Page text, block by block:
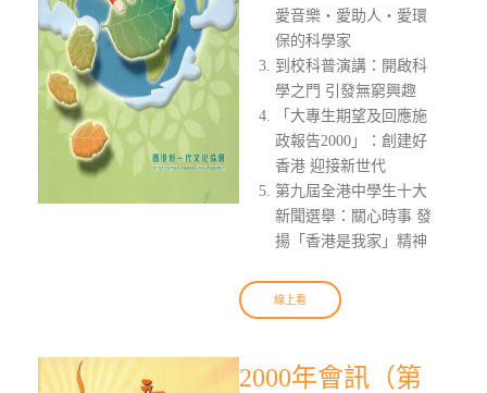
愛音樂‧愛助人‧愛環
保的科學家
到校科普演講：開啟科
學之門 引發無窮興趣
「大專生期望及回應施
政報告2000」：創建好
香港 迎接新世代
第九屆全港中學生十大
新聞選舉：關心時事 發
揚「香港是我家」精神
線上看
2000年會訊（第